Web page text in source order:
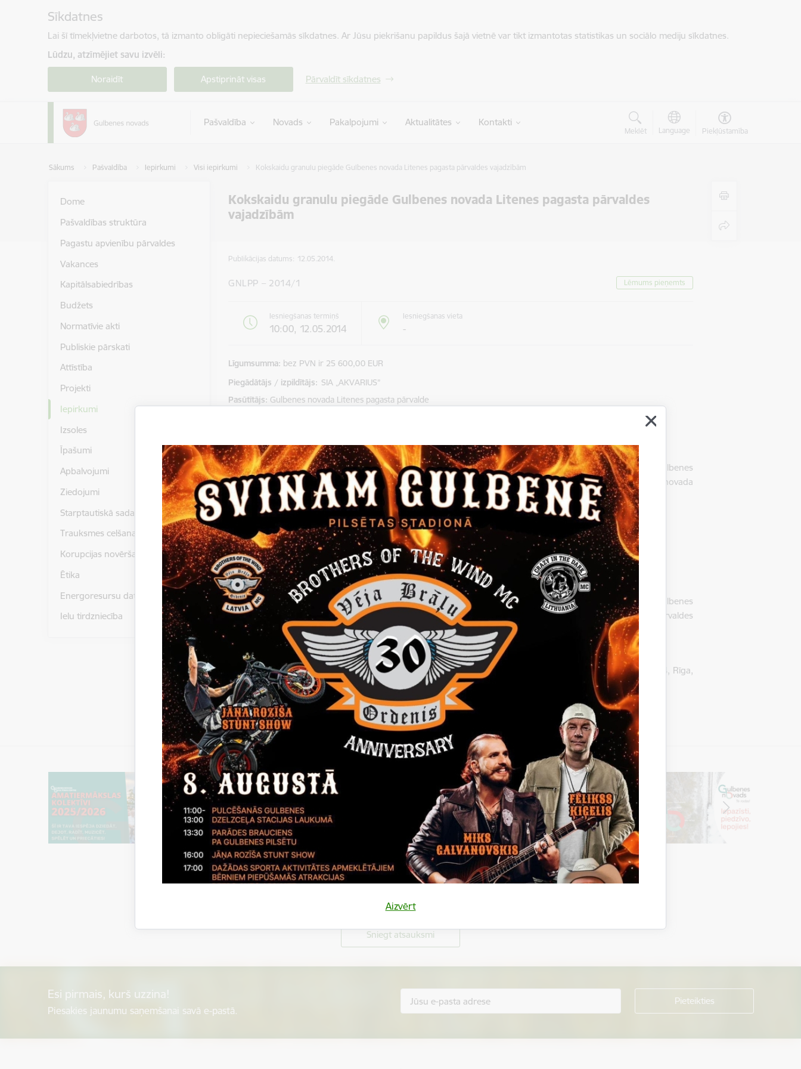
Sīkdatnes
Lai šī tīmekļvietne darbotos, tā izmanto obligāti nepieciešamās sīkdatnes. Ar Jūsu piekrišanu papildus šajā vietnē var tikt izmantotas statistikas un sociālo mediju sīkdatnes.
Lūdzu, atzīmējiet savu izvēli:
Noraidīt Apstiprināt visas Pārvaldīt sīkdatnes
Pašvaldība Novads Pakalpojumi Aktualitātes Kontakti
Meklēt Language Piekļūstamība
Sākums Pašvaldība Iepirkumi Visi iepirkumi Kokskaidu granulu piegāde Gulbenes novada Litenes pagasta pārvaldes vajadzībām
Kokskaidu granulu piegāde Gulbenes novada Litenes pagasta pārvaldes
vajadzībām
Aizvērt
Dome
Pašvaldības struktūra
Pagastu apvienību pārvaldes
Vakances
Kapitālsabiedrības
Budžets
Normatīvie akti
Publiskie pārskati
Attīstība
Projekti
Iepirkumi
Izsoles
Īpašumi
Apbalvojumi
Ziedojumi
Starptautiskā sadarbība
Trauksmes celšana
Korupcijas novēršana
Ētika
Energoresursu dati un statistika
Ielu tirdzniecība
Publikācijas datums: 12.05.2014.
GNLPP – 2014/1 Lēmums pieņemts
Iesniegšanas termiņš
10:00, 12.05.2014
Iesniegšanas vieta
-
Līgumsumma bez PVN ir 25 600,00 EUR
Piegādātājs / izpildītājs: SIA „AKVARIUS”
Pasūtītājs Gulbenes novada Litenes pagasta pārvalde
Gulbenes novada Litenes pagasta pārvalde, reģ.nr.90000025997, „Pagastnams" 1, Litenes pagasts, Gulbenes
novads, LV-4405, uzaicina iesniegt piedāvājumus iepirkumam „Kokskaidu granulu piegāde Gulbenes novada
Litenes pagasta pārvaldes vajadzībām", iepirkuma ID nr. GNLPP – 2014/1.
Paziņojums par pieņemto lēmumu
Gulbenes novada Litenes pagasta pārvalde, reģ. Nr. 90000025997 , „Pagastnams” 1, Litenes pagasts, Gulbenes
novads, pieņēmusi lēmumu iepirkumā „Kokskaidu granulu piegāde Gulbenes novada Litenes pagasta pārvaldes
vajadzībām”, ID Nr.GNLPP-2014/1.
Saņemto piedāvājumu skaits 6.
Litenes pagasta pārvalde nolēmusi slēgt līgumu ar SIA „AKVARIUS”, reģ.nr. 40103031530, Dzelzavas iela 74, Rīga,
LV-1082, - piedāvātā līgumcena bez PVN ir 25 600,00 EUR.
Sniegt atsauksmi
Esi pirmais, kurš uzzina!
Piesakies jaunumu saņemšanai savā e-pastā.